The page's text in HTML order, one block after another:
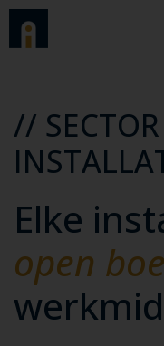
// SECTOR
Elke
open